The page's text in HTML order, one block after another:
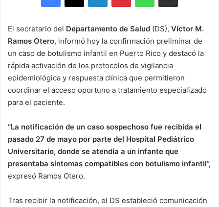
El secretario del Departamento de Salud (DS), Víctor M.
Ramos Otero, informó hoy la confirmación preliminar de
un caso de botulismo infantil en Puerto Rico y destacó la
rápida activación de los protocolos de vigilancia
epidemiológica y respuesta clínica que permitieron
coordinar el acceso oportuno a tratamiento especializado
para el paciente.
“La notificación de un caso sospechoso fue recibida el
pasado 27 de mayo por parte del Hospital Pediátrico
Universitario, donde se atendía a un infante que
presentaba síntomas compatibles con botulismo infantil”,
expresó Ramos Otero.
Tras recibir la notificación, el DS estableció comunicación